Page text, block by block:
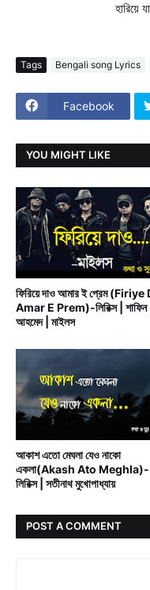
হারিয়ে
Tags Bengali song Lyrics
Facebook
YOU MIGHT LIKE
BAND MUSIC
ফিরিয়ে দাও আমার ই প্রেম
Amar E Prem)-লিরিক্স | শাফিন
আহমেদ | মাইলস
আকাশ এতো মেঘলা যেও নাকো
একলা(Akash Ato Meghla)-
লিরিক্স | সতীনাথ মুখোপাধ্যায়
POST A COMMENT